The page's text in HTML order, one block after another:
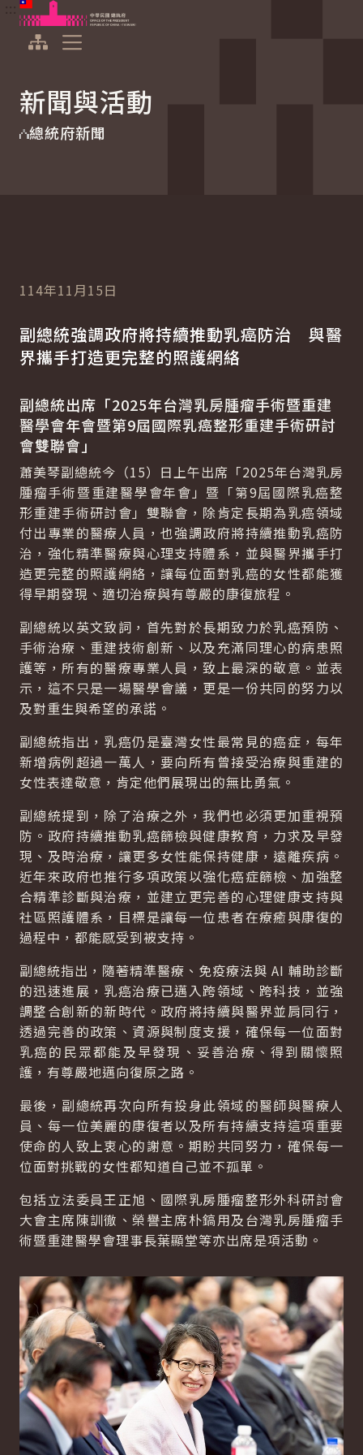
跳到主要內容
中華民國總統府
新聞與活動
總統府新聞
114年11月15日
副總統強調政府將持續推動乳癌防治 與醫
界攜手打造更完整的照護網絡
副總統出席「2025年台灣乳房腫瘤手術暨重建
醫學會年會暨第9屆國際乳癌整形重建手術研討
會雙聯會」
蕭美琴副總統今（15）日上午出席「2025年台灣乳房
腫瘤手術暨重建醫學會年會」暨「第9屆國際乳癌整
形重建手術研討會」雙聯會，除肯定長期為乳癌領域
付出專業的醫療人員，也強調政府將持續推動乳癌防
治，強化精準醫療與心理支持體系，並與醫界攜手打
造更完整的照護網絡，讓每位面對乳癌的女性都能獲
得早期發現、適切治療與有尊嚴的康復旅程。
副總統以英文致詞，首先對於長期致力於乳癌預防、
手術治療、重建技術創新、以及充滿同理心的病患照
護等，所有的醫療專業人員，致上最深的敬意。並表
示，這不只是一場醫學會議，更是一份共同的努力以
及對重生與希望的承諾。
副總統指出，乳癌仍是臺灣女性最常見的癌症，每年
新增病例超過一萬人，要向所有曾接受治療與重建的
女性表達敬意，肯定他們展現出的無比勇氣。
副總統提到，除了治療之外，我們也必須更加重視預
防。政府持續推動乳癌篩檢與健康教育，力求及早發
現、及時治療，讓更多女性能保持健康，遠離疾病。
近年來政府也推行多項政策以強化癌症篩檢、加強整
合精準診斷與治療，並建立更完善的心理健康支持與
社區照護體系，目標是讓每一位患者在療癒與康復的
過程中，都能感受到被支持。
副總統指出，隨著精準醫療、免疫療法與 AI 輔助診斷
的迅速進展，乳癌治療已邁入跨領域、跨科技，並強
調整合創新的新時代。政府將持續與醫界並肩同行，
透過完善的政策、資源與制度支援，確保每一位面對
乳癌的民眾都能及早發現、妥善治療、得到關懷照
護，有尊嚴地邁向復原之路。
最後，副總統再次向所有投身此領域的醫師與醫療人
員、每一位美麗的康復者以及所有持續支持這項重要
使命的人致上衷心的謝意。期盼共同努力，確保每一
位面對挑戰的女性都知道自己並不孤單。
包括立法委員王正旭、國際乳房腫瘤整形外科研討會
大會主席陳訓徹、榮譽主席朴鎬用及台灣乳房腫瘤手
術暨重建醫學會理事長葉顯堂等亦出席是項活動。